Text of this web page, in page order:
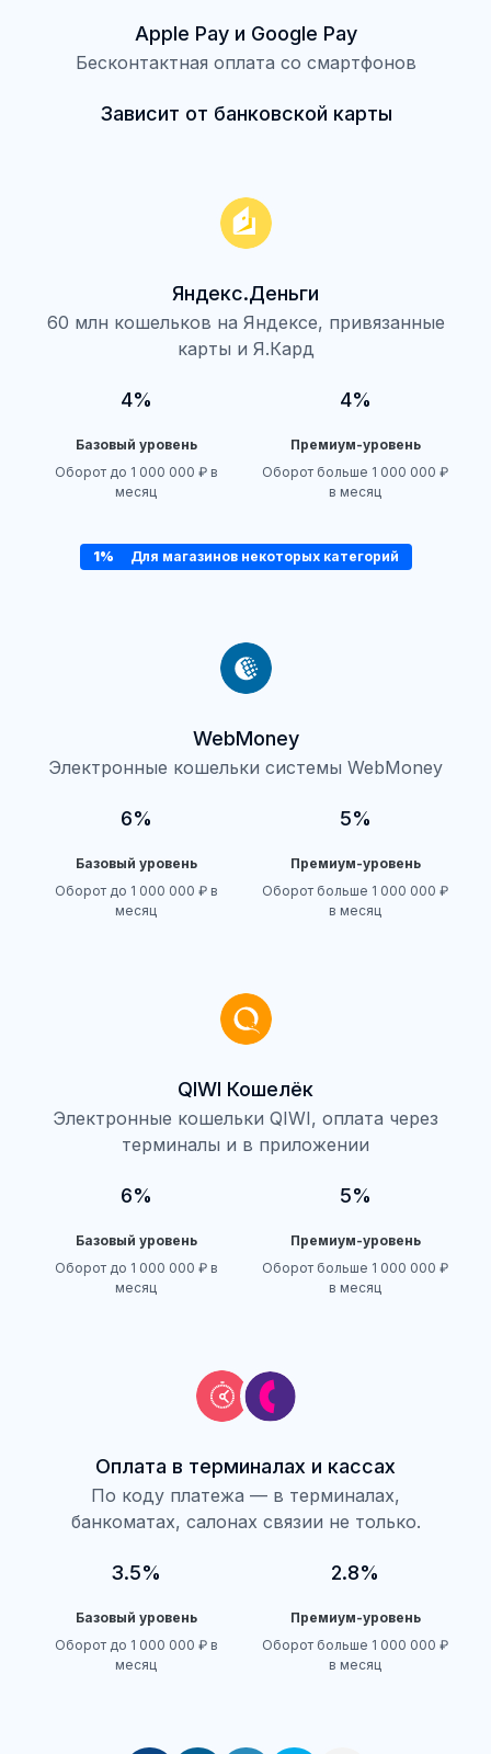
Apple Pay и Google Pay
Бесконтактная оплата со смартфонов
Зависит от банковской карты
Яндекс.Деньги
60 млн кошельков на Яндексе, привязанные
карты и Я.Кард
4%
Базовый уровень
Оборот до 1 000 000 ₽ в
месяц
4%
Премиум-уровень
Оборот больше 1 000 000 ₽
в месяц
1% Для магазинов некоторых категорий
WebMoney
Электронные кошельки системы WebMoney
6%
Базовый уровень
Оборот до 1 000 000 ₽ в
месяц
5%
Премиум-уровень
Оборот больше 1 000 000 ₽
в месяц
QIWI Кошелёк
Электронные кошельки QIWI, оплата через
терминалы и в приложении
6%
Базовый уровень
Оборот до 1 000 000 ₽ в
месяц
5%
Премиум-уровень
Оборот больше 1 000 000 ₽
в месяц
Оплата в терминалах и кассах
По коду платежа — в терминалах,
банкоматах, салонах связии не только.
3.5%
Базовый уровень
Оборот до 1 000 000 ₽ в
месяц
2.8%
Премиум-уровень
Оборот больше 1 000 000 ₽
в месяц